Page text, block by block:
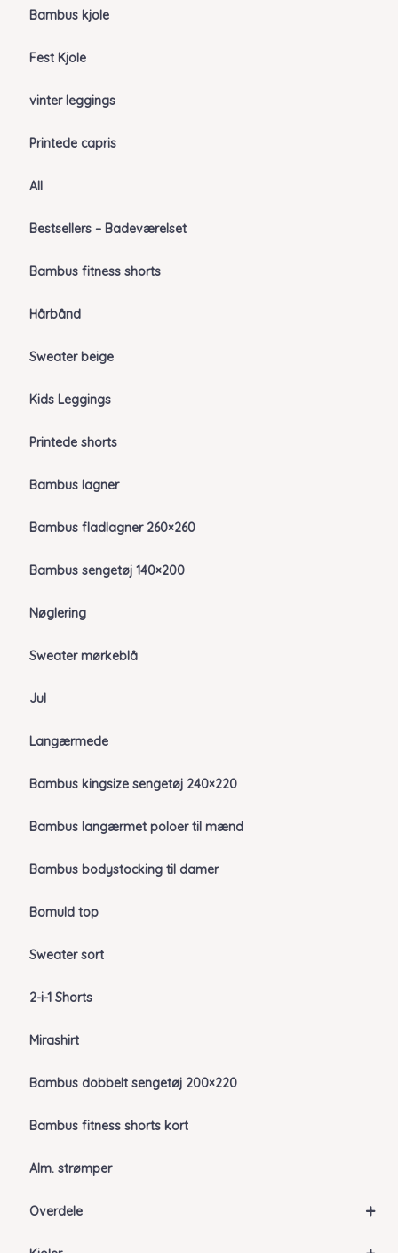
Bambus kjole
Fest Kjole
vinter leggings
Printede capris
All
Bestsellers – Badeværelset
Bambus fitness shorts
Hårbånd
Sweater beige
Kids Leggings
Printede shorts
Bambus lagner
Bambus fladlagner 260×260
Bambus sengetøj 140×200
Nøglering
Sweater mørkeblå
Jul
Langærmede
Bambus kingsize sengetøj 240×220
Bambus langærmet poloer til mænd
Bambus bodystocking til damer
Bomuld top
Sweater sort
2-i-1 Shorts
Mirashirt
Bambus dobbelt sengetøj 200×220
Bambus fitness shorts kort
Alm. strømper
+
Overdele